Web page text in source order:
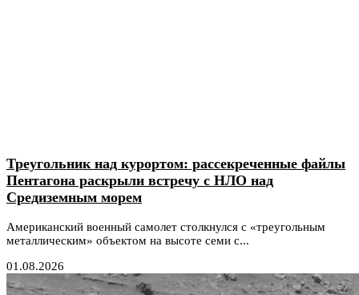
Треугольник над курортом: рассекреченные файлы
Пентагона раскрыли встречу с НЛО над
Средиземным морем
Американский военный самолет столкнулся с «треугольным
металлическим» объектом на высоте семи с...
01.08.2026